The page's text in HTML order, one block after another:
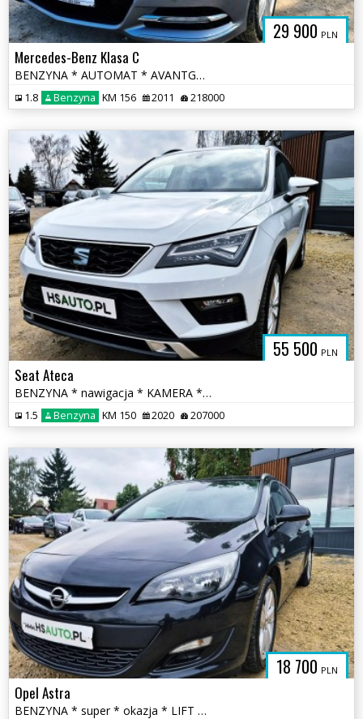
29 900 PLN
Mercedes-Benz Klasa C
BENZYNA * AUTOMAT * AVANTGARDE * super * okazja * polecamy
1.8 Benzyna KM 156 2011 218000
55 500 PLN
Seat Ateca
BENZYNA * nawigacja * KAMERA * SAM PARKUJE * okazja * polecamy
1.5 Benzyna KM 150 2020 207000
18 700 PLN
Opel Astra
BENZYNA * super * okazja * LIFT * polecamy